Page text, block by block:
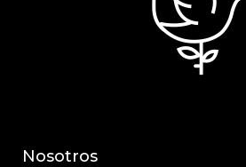
Nosotros